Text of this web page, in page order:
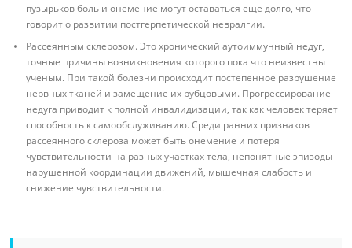
пузырьков боль и онемение могут оставаться еще долго, что
говорит о развитии постгерпетической невралгии.
Рассеянным склерозом. Это хронический аутоиммунный недуг,
точные причины возникновения которого пока что неизвестны
ученым. При такой болезни происходит постепенное разрушение
нервных тканей и замещение их рубцовыми. Прогрессирование
недуга приводит к полной инвалидизации, так как человек теряет
способность к самообслуживанию. Среди ранних признаков
рассеянного склероза может быть онемение и потеря
чувствительности на разных участках тела, непонятные эпизоды
нарушенной координации движений, мышечная слабость и
снижение чувствительности.